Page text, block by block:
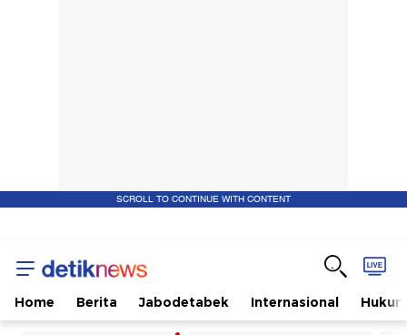
SCROLL TO CONTINUE WITH CONTENT
Home Berita Jabodetabek Internasional Hukum